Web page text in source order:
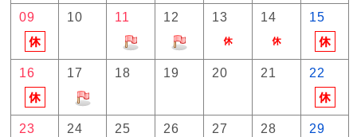
09 10 11 12 13 14 15
16 17 18 19 20 21 22
23 24 25 26 27 28 29